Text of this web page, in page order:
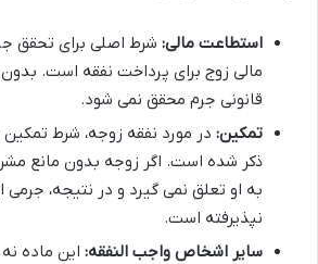
استطاعت مالی: شرط اصلی برای تحقق
مالی زوج برای پرداخت نفقه است. بدون
قانونی جرم محقق نمی شود.
تمکین: در مورد نفقه زوجه، شرط
ذکر شده است. اگر زوجه بدون مانع
به او تعلق نمی گیرد و در نتیجه،
نپذیرفته است.
سایر اشخاص واجب النفقه: این ماده